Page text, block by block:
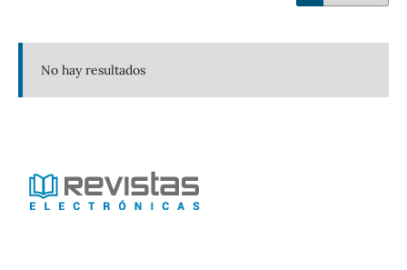
No hay resultados